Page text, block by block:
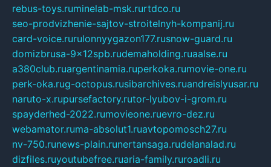
rebus-toys.ruminelab-msk.rurtdco.ru
seo-prodvizhenie-sajtov-stroitelnyh-kompanij.ru
card-voice.rurulonnyygazon177.rusnow-guard.ru
domizbrusa-9x12spb.rudemaholding.ruaalse.ru
a380club.ruargentinamia.ruperkoka.rumovie-one.ru
perk-oka.rug-octopus.rusibarchives.ruandreislyusar.ru
naruto-x.rupursefactory.rutor-lyubov-i-grom.ru
spayderhed-2022.rumovieone.ruevro-dez.ru
webamator.ruma-absolut1.ruavtopomosch27.ru
nv-750.runews-plain.runertansaga.rudelanalad.ru
dizfiles.ruyoutubefree.ruaria-family.ruroadli.ru